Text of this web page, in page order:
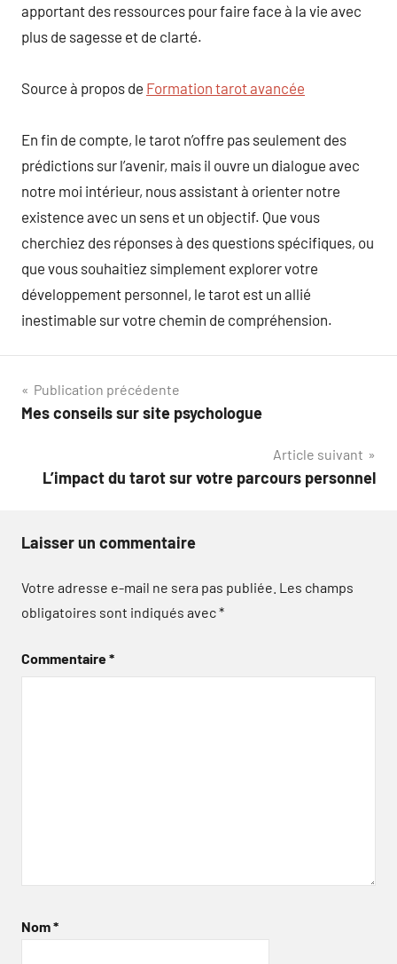
apportant des ressources pour faire face à la vie avec
plus de sagesse et de clarté.
Source à propos de Formation tarot avancée
En fin de compte, le tarot n’offre pas seulement des
prédictions sur l’avenir, mais il ouvre un dialogue avec
notre moi intérieur, nous assistant à orienter notre
existence avec un sens et un objectif. Que vous
cherchiez des réponses à des questions spécifiques, ou
que vous souhaitiez simplement explorer votre
développement personnel, le tarot est un allié
inestimable sur votre chemin de compréhension.
Navigation
de
Publication précédente
Mes conseils sur site psychologue
Article suivant
L’impact du tarot sur votre parcours personnel
Laisser un commentaire
Votre adresse e-mail ne sera pas publiée. Les champs
obligatoires sont indiqués avec*
Commentaire*
Nom*